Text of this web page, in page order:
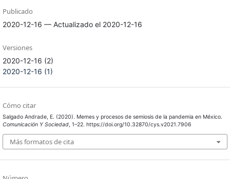
Publicado
2020-12-16 — Actualizado el 2020-12-16
Versiones
2020-12-16 (2)
2020-12-16 (1)
Cómo citar
Salgado Andrade, E. (2020). Memes y procesos de semiosis de la pandemia en México.
Comunicación Y Sociedad, 1–22. https://doi.org/10.32870/cys.v2021.7906
Más formatos de cita